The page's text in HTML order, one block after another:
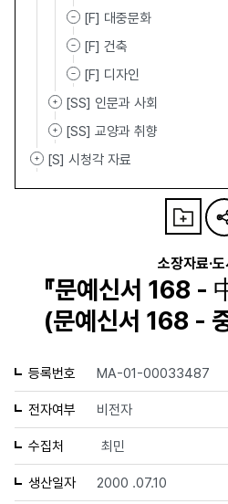
[F] 대중문화
[F] 건축
[F] 디자인
[SS] 인문과 사회
[SS] 교양과 취향
[S] 시청각 자료
소장자료·
『문예신서 168
(문예신서 168 -
등록번호 MA-01-00033487
전자여부 비전자
수집처 최민
생산일자 2000 .07.10